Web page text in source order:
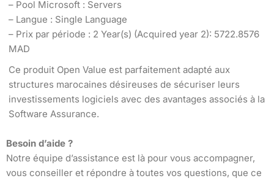
– Pool Microsoft : Servers
– Langue : Single Language
– Prix par période : 2 Year(s) (Acquired year 2): 5722.8576
MAD
Ce produit Open Value est parfaitement adapté aux
structures marocaines désireuses de sécuriser leurs
investissements logiciels avec des avantages associés à la
Software Assurance.
Besoin d’aide ?
Notre équipe d’assistance est là pour vous accompagner,
vous conseiller et répondre à toutes vos questions, que ce